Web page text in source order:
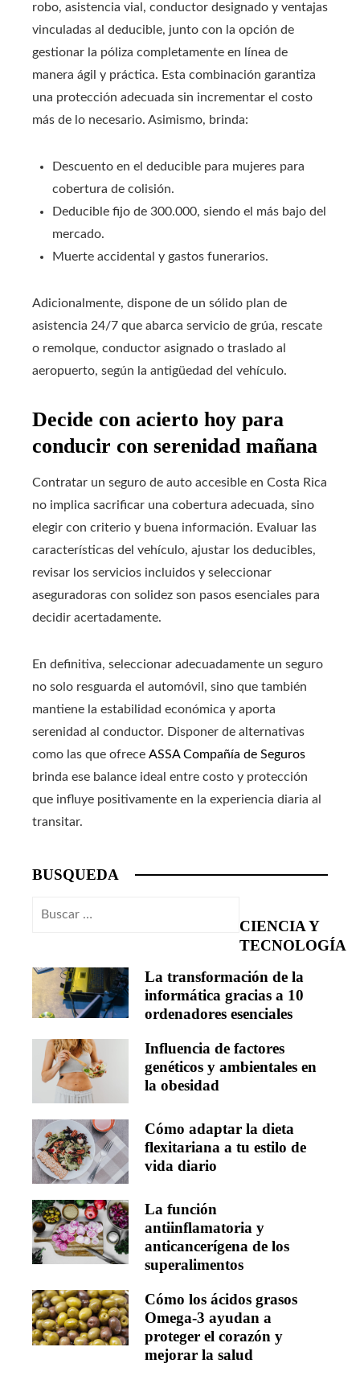
robo, asistencia vial, conductor designado y ventajas
vinculadas al deducible, junto con la opción de
gestionar la póliza completamente en línea de
manera ágil y práctica. Esta combinación garantiza
una protección adecuada sin incrementar el costo
más de lo necesario. Asimismo, brinda:
Descuento en el deducible para mujeres para
cobertura de colisión.
Deducible fijo de 300.000, siendo el más bajo del
mercado.
Muerte accidental y gastos funerarios.
Adicionalmente, dispone de un sólido plan de
asistencia 24/7 que abarca servicio de grúa, rescate
o remolque, conductor asignado o traslado al
aeropuerto, según la antigüedad del vehículo.
Decide con acierto hoy para
conducir con serenidad mañana
Contratar un seguro de auto accesible en Costa Rica
no implica sacrificar una cobertura adecuada, sino
elegir con criterio y buena información. Evaluar las
características del vehículo, ajustar los deducibles,
revisar los servicios incluidos y seleccionar
aseguradoras con solidez son pasos esenciales para
decidir acertadamente.
En definitiva, seleccionar adecuadamente un seguro
no solo resguarda el automóvil, sino que también
mantiene la estabilidad económica y aporta
serenidad al conductor. Disponer de alternativas
como las que ofrece ASSA Compañía de Seguros
brinda ese balance ideal entre costo y protección
que influye positivamente en la experiencia diaria al
transitar.
BUSQUEDA
Buscar:
CIENCIA Y
TECNOLOGÍA
La transformación de la
informática gracias a 10
ordenadores esenciales
Influencia de factores
genéticos y ambientales en
la obesidad
Cómo adaptar la dieta
flexitariana a tu estilo de
vida diario
La función
antiinflamatoria y
anticancerígena de los
superalimentos
Cómo los ácidos grasos
Omega-3 ayudan a
proteger el corazón y
mejorar la salud